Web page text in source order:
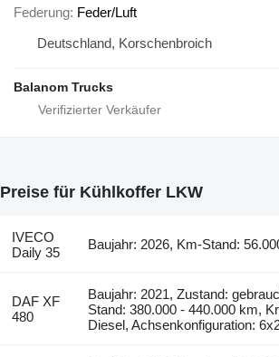
Federung Feder/Luft
Deutschland, Korschenbroich
Balanom Trucks
Preise für Kühlkoffer LKW
IVECO
Daily 35
Baujahr: 2026, Km-Stand:
DAF XF
480
Baujahr: 2021, Zustand:
Stand: 380.000 - 440.000 km,
Diesel, Achsenkonfiguration: